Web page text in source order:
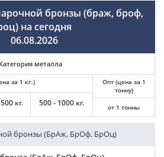
бронзы (браж, броф,
на сегодня
06.08.2026
Категория металла
за 1 кг.)
кг. 500 - 1000 кг.
Опт (цена за 1
тонну)
от 1 тонны
бронзы (БрАж, БрОф, БрОц)